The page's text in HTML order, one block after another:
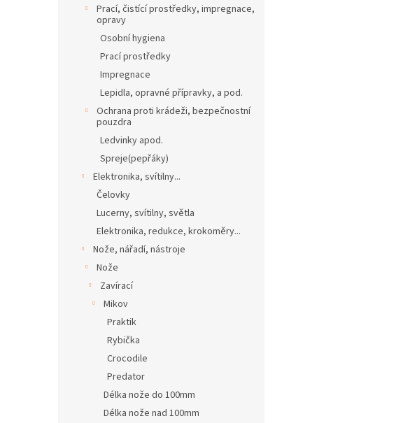
Prací, čistící prostředky, impregnace,
opravy
Osobní hygiena
Prací prostředky
Impregnace
Lepidla, opravné přípravky, a pod.
Ochrana proti krádeži, bezpečnostní
pouzdra
Ledvinky apod.
Spreje(pepřáky)
Elektronika, svítilny...
Čelovky
Lucerny, svítilny, světla
Elektronika, redukce, krokoměry...
Nože, nářadí, nástroje
Nože
Zavírací
Mikov
Praktik
Rybička
Crocodile
Predator
Délka nože do 100mm
Délka nože nad 100mm